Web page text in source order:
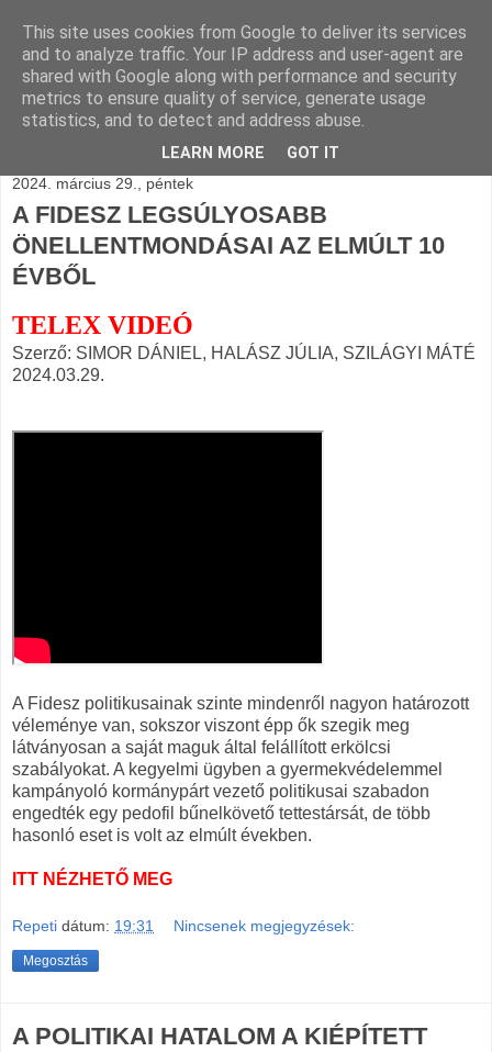
BLOGÁSZAT, napi
blogjava
2024. március 29., péntek
A FIDESZ LEGSÚLYOSABB
ÖNELLENTMONDÁSAI AZ ELMÚLT 10
ÉVBŐL
TELEX VIDEÓ
Szerző: SIMOR DÁNIEL, HALÁSZ JÚLIA, SZILÁGYI MÁTÉ
2024.03.29.
A Fidesz politikusainak szinte mindenről nagyon határozott
véleménye van, sokszor viszont épp ők szegik meg
látványosan a saját maguk által felállított erkölcsi
szabályokat. A kegyelmi ügyben a gyermekvédelemmel
kampányoló kormánypárt vezető politikusai szabadon
engedték egy pedofil bűnelkövető tettestársát, de több
hasonló eset is volt az elmúlt években.
ITT NÉZHETŐ MEG
Repeti dátum: 19:31 Nincsenek megjegyzések:
Megosztás
A POLITIKAI HATALOM A KIÉPÍTETT
This site uses cookies from Google to deliver its services
and to analyze traffic. Your IP address and user-agent are
shared with Google along with performance and security
metrics to ensure quality of service, generate usage
statistics, and to detect and address abuse.
LEARN MORE GOT IT